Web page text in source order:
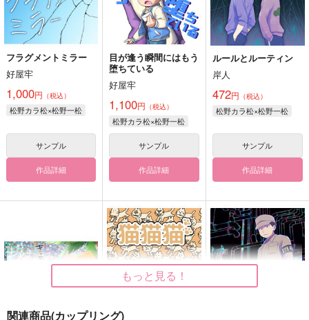
フラグメントミラー
好屋牢
1,000円 （税込）
松野カラ松×松野一松
サンプル
作品詳細
目が逢う瞬間にはもう
堕ちている
好屋牢
1,100円 （税込）
松野カラ松×松野一松
サンプル
作品詳細
ルールとルーティン
岸人
472円 （税込）
松野カラ松×松野一松
サンプル
作品詳細
もっと見る！
関連商品(カップリング)